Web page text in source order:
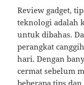
Review gadget,
teknologi adalah
untuk dibahas.
perangkat
hari. Dengan
cermat sebelum